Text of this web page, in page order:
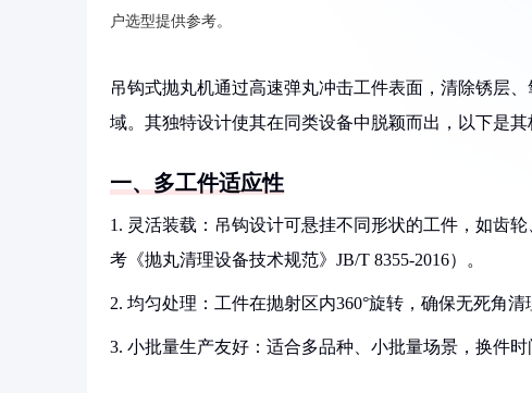
户选型提供参考。
吊钩式抛丸机通过高速弹丸冲击工件表面，清除锈层
域。其独特设计使其在同类设备中脱颖而出，以下是其
一、多工件适应性
1. 灵活装载：吊钩设计可悬挂不同形状的工件，如齿
考《抛丸清理设备技术规范》JB/T 8355-2016）。
2. 均匀处理：工件在抛射区内360°旋转，确保无死角清
3. 小批量生产友好：适合多品种、小批量场景，换件时